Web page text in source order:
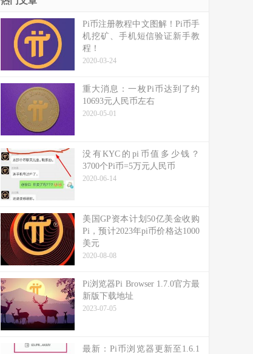
Pi币注册教程中文图解！Pi币手
机挖矿、手机短信验证新手教
程！
2020-03-24
重大消息：一枚Pi币达到了约
10693元人民币左右
2020-05-01
没有KYC的pi币值多少钱？
3700个Pi币=5万元人民币
2020-06-14
美国GP资本计划50亿美金收购
Pi，预计2023年pi币价格达1000
美元
2020-08-08
Pi浏览器Pi Browser 1.7.0官方最
新版下载地址
2023-07-05
最新：Pi币浏览器更新至1.6.1